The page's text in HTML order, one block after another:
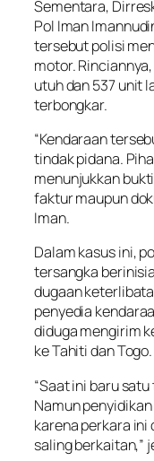
Sementara,
Pol Iman
tersebut polisi
motor.
utuh dan 537 unit
terbongkar.
“Kendaraan
tindak pidana.
menunjukkan
faktur maupun
Iman.
Dalam kasus ini,
tersangka
dugaan
penyedia
diduga mengirim
ke Tahiti dan Togo.
“Saat ini baru
Namun
karena perkara
saling berkaitan,”